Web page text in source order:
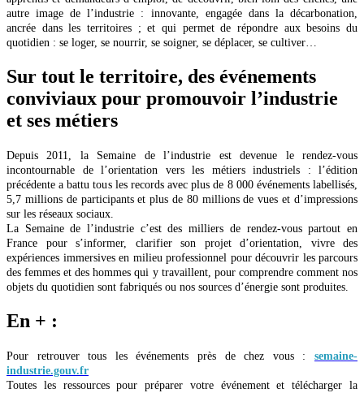
autre image de l’industrie : innovante, engagée dans la décarbonation,
ancrée dans les territoires ; et qui permet de répondre aux besoins du
quotidien : se loger, se nourrir, se soigner, se déplacer, se cultiver…
Sur tout le territoire, des événements
conviviaux pour promouvoir l’industrie
et ses métiers
Depuis 2011, la Semaine de l’industrie est devenue le rendez-vous
incontournable de l’orientation vers les métiers industriels : l’édition
précédente a battu tous les records avec plus de 8 000 événements labellisés,
5,7 millions de participants et plus de 80 millions de vues et d’impressions
sur les réseaux sociaux.
La Semaine de l’industrie c’est des milliers de rendez-vous partout en
France pour s’informer, clarifier son projet d’orientation, vivre des
expériences immersives en milieu professionnel pour découvrir les parcours
des femmes et des hommes qui y travaillent, pour comprendre comment nos
objets du quotidien sont fabriqués ou nos sources d’énergie sont produites.
En + :
Pour retrouver tous les événements près de chez vous : semaine-
industrie.gouv.fr
Toutes les ressources pour préparer votre événement et télécharger la